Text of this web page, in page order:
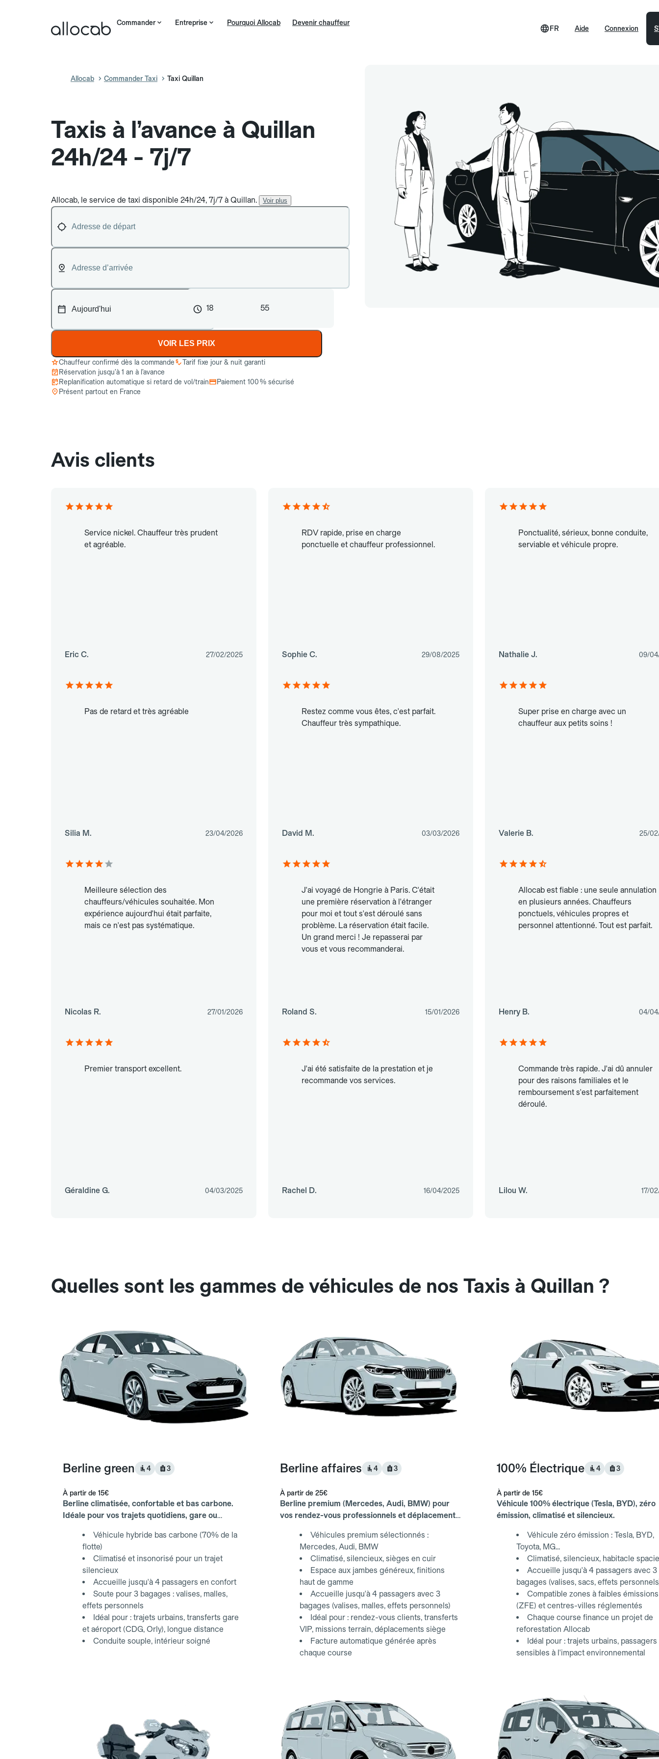
Commander Entreprise Pourquoi Allocab Devenir chauffeur
Aide
FR Connexion
Allocab Commander Taxi Taxi Quillan
Taxis à l’avance à Quillan
24h/24 - 7j/7
Allocab, le service de taxi disponible 24h/24, 7j/7 à Quillan. Voir plus
18 55
VOIR LES PRIX
Chauffeur confirmé dès la commande
Tarif fixe jour & nuit garanti
Réservation jusqu’à 1 an à l’avance
Replanification automatique si retard de vol/train
Paiement 100 % sécurisé
Présent partout en France
Avis clients
Service nickel. Chauffeur très prudent
et agréable.
Eric C. 27/02/2025
RDV rapide, prise en charge
ponctuelle et chauffeur professionnel.
Sophie C. 29/08/2025
Ponctualité, sérieux, bonne conduite,
serviable et véhicule propre.
Nathalie J. 09/
Pas de retard et très agréable
Silia M. 23/04/2026
Restez comme vous êtes, c'est parfait.
Chauffeur très sympathique.
David M. 03/03/2026
Super prise en charge avec un
chauffeur aux petits soins !
Valerie B. 25/
Meilleure sélection des
chauffeurs/véhicules souhaitée. Mon
expérience aujourd'hui était parfaite,
mais ce n'est pas systématique.
Nicolas R. 27/01/2026
J'ai voyagé de Hongrie à Paris. C'était
une première réservation à l'étranger
pour moi et tout s'est déroulé sans
problème. La réservation était facile.
Un grand merci ! Je repasserai par
vous et vous recommanderai.
Roland S. 15/01/2026
Allocab est fiable : une seule annulation
en plusieurs années. Chauffeurs
ponctuels, véhicules propres et
personnel attentionné. Tout est parfait.
Henry B. 04/
Premier transport excellent.
Géraldine G. 04/03/2025
J'ai été satisfaite de la prestation et je
recommande vos services.
Rachel D. 16/04/2025
Commande très rapide. J'ai dû annuler
pour des raisons familiales et le
remboursement s'est parfaitement
déroulé.
Lilou W. 17/
Quelles sont les gammes de véhicules de nos Taxis à Quillan ?
Berline green 4 3
À partir de 15€
Berline climatisée, confortable et bas carbone.
Idéale pour vos trajets quotidiens, gare ou
Véhicule hybride bas carbone (70% de la
flotte)
Climatisé et insonorisé pour un trajet
silencieux
Accueille jusqu'à 4 passagers en confort
Soute pour 3 bagages : valises, malles,
effets personnels
Idéal pour : trajets urbains, transferts gare
et aéroport (CDG, Orly), longue distance
Conduite souple, intérieur soigné
Berline affaires 4 3
À partir de 25€
Berline premium (Mercedes, Audi, BMW) pour
vos rendez-vous professionnels et déplacements
Véhicules premium sélectionnés :
Mercedes, Audi, BMW
Climatisé, silencieux, sièges en cuir
Espace aux jambes généreux, finitions
haut de gamme
Accueille jusqu'à 4 passagers avec 3
bagages (valises, malles, effets personnels)
Idéal pour : rendez-vous clients, transferts
VIP, missions terrain, déplacements siège
Facture automatique générée après
chaque course
100% Électrique 4 3
À partir de 15€
Véhicule 100% électrique (Tesla, BYD), zéro
émission, climatisé et silencieux.
Véhicule zéro émission : Tesla, BYD,
Toyota, MG...
Climatisé, silencieux, habitacle
Accueille jusqu'à 4 passagers avec 3
bagages (valises, sacs, effets
Compatible zones à faibles émissions
(ZFE) et centres-villes réglementés
Chaque course finance un projet de
reforestation Allocab
Idéal pour : trajets urbains, passagers
sensibles à l'impact environnemental